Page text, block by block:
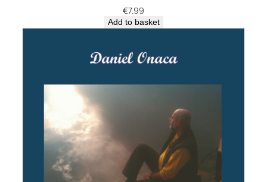
€7.99
Add to basket